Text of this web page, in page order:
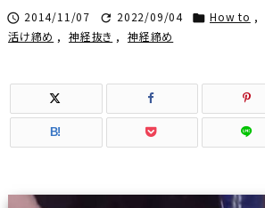
 2014/11/07  2022/09/04  How to ,
活け締め , 神経抜き , 神経締め
B!